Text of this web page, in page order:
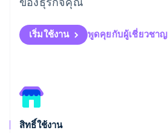
เริ่มใช้งาน พูดคุยกับผู้เชี่ยวชาญ
สิทธิ์ใช้งาน
Deutsch English
English
สเปน
สโลวีเนีย
สวิตเซอร์แลนด์
Deutsch